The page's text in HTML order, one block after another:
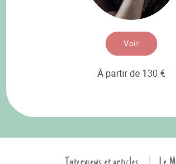
Voir
À partir de 130 €